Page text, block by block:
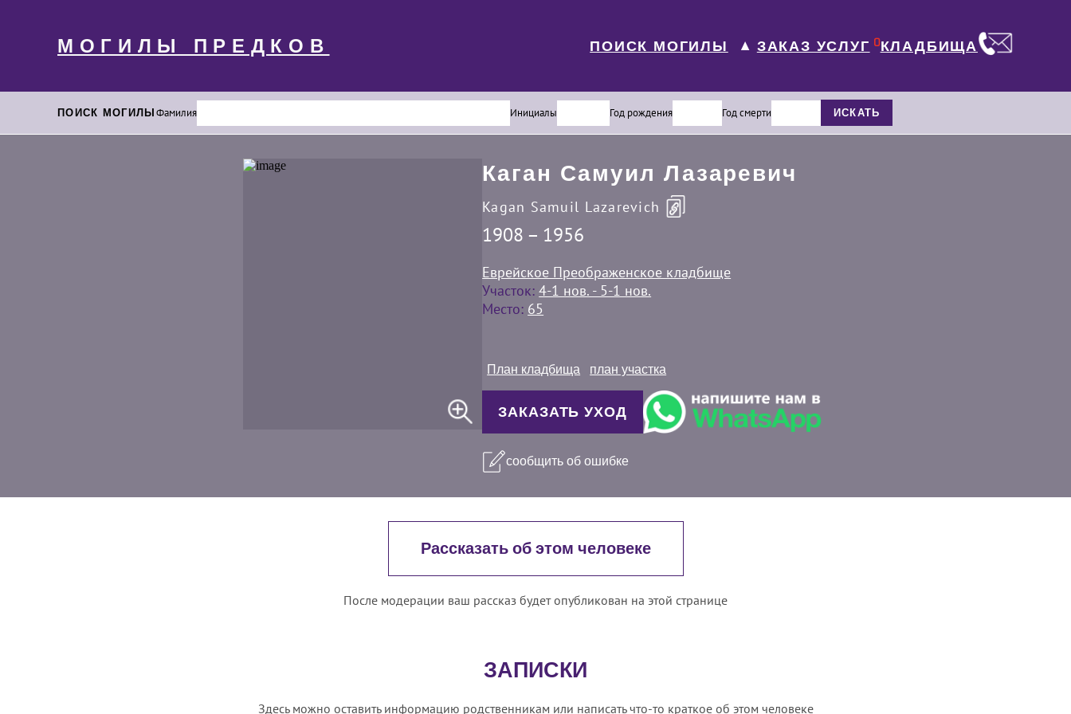
МОГИЛЫ ПРЕДКОВ ПОИСК МОГИЛЫ ▼ ЗАКАЗ УСЛУГ 0КЛАДБИЩА
ПОИСК МОГИЛЫФамилия Инициалы Год рождения Год смерти ИСКАТЬ
Каган Самуил Лазаревич
Kagan Samuil Lazarevich
1908 – 1956
Еврейское Преображенское кладбище
Участок: 4-1 нов. - 5-1 нов.
Место: 65
План кладбища план участка
ЗАКАЗАТЬ УХОД
сообщить об ошибке
Рассказать об этом человеке
После модерации ваш рассказ будет опубликован на этой странице
ЗАПИСКИ
Здесь можно оставить информацию родственникам или написать что-то краткое об этом человеке